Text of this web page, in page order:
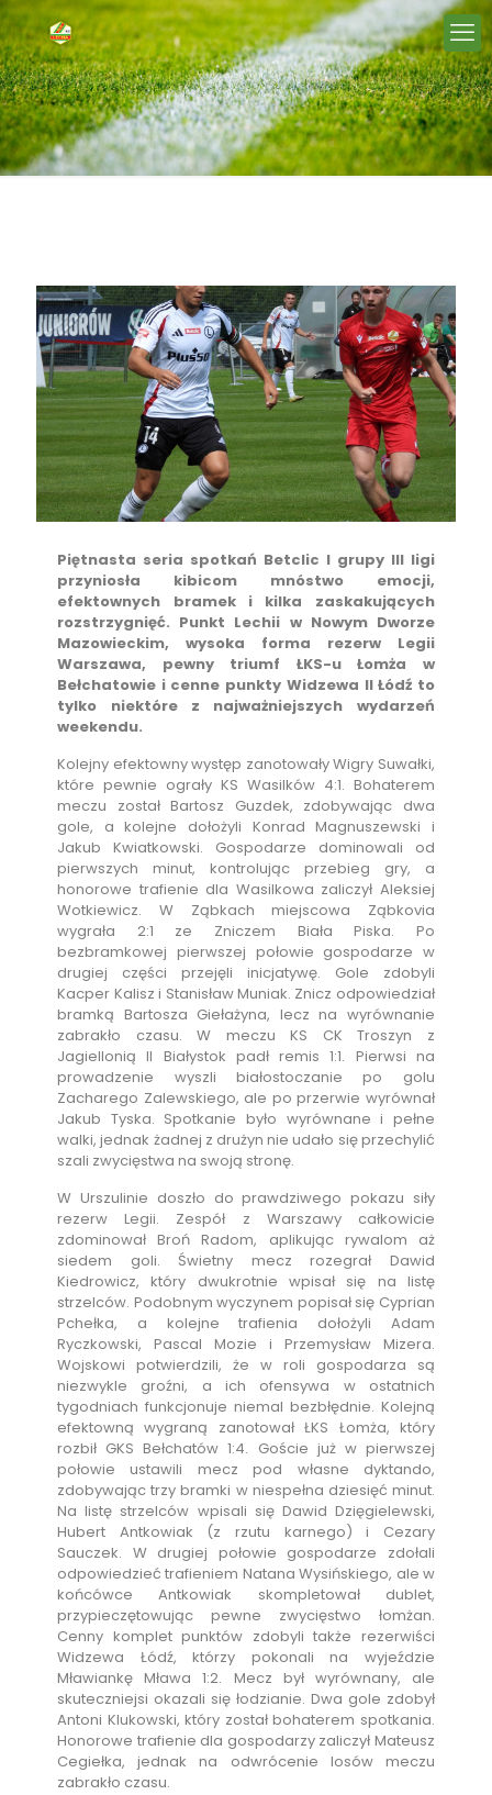
Piętnasta seria spotkań Betclic I grupy III ligi
przyniosła kibicom mnóstwo emocji,
efektownych bramek i kilka zaskakujących
rozstrzygnięć. Punkt Lechii w Nowym Dworze
Mazowieckim, wysoka forma rezerw Legii
Warszawa, pewny triumf ŁKS-u Łomża w
Bełchatowie i cenne punkty Widzewa II Łódź to
tylko niektóre z najważniejszych wydarzeń
weekendu.
Kolejny efektowny występ zanotowały Wigry Suwałki,
które pewnie ograły KS Wasilków 4:1. Bohaterem
meczu został Bartosz Guzdek, zdobywając dwa
gole, a kolejne dołożyli Konrad Magnuszewski i
Jakub Kwiatkowski. Gospodarze dominowali od
pierwszych minut, kontrolując przebieg gry, a
honorowe trafienie dla Wasilkowa zaliczył Aleksiej
Wotkiewicz. W Ząbkach miejscowa Ząbkovia
wygrała 2:1 ze Zniczem Biała Piska. Po
bezbramkowej pierwszej połowie gospodarze w
drugiej części przejęli inicjatywę. Gole zdobyli
Kacper Kalisz i Stanisław Muniak. Znicz odpowiedział
bramką Bartosza Giełażyna, lecz na wyrównanie
zabrakło czasu. W meczu KS CK Troszyn z
Jagiellonią II Białystok padł remis 1:1. Pierwsi na
prowadzenie wyszli białostoczanie po golu
Zacharego Zalewskiego, ale po przerwie wyrównał
Jakub Tyska. Spotkanie było wyrównane i pełne
walki, jednak żadnej z drużyn nie udało się przechylić
szali zwycięstwa na swoją stronę.
W Urszulinie doszło do prawdziwego pokazu siły
rezerw Legii. Zespół z Warszawy całkowicie
zdominował Broń Radom, aplikując rywalom aż
siedem goli. Świetny mecz rozegrał Dawid
Kiedrowicz, który dwukrotnie wpisał się na listę
strzelców. Podobnym wyczynem popisał się Cyprian
Pchełka, a kolejne trafienia dołożyli Adam
Ryczkowski, Pascal Mozie i Przemysław Mizera.
Wojskowi potwierdzili, że w roli gospodarza są
niezwykle groźni, a ich ofensywa w ostatnich
tygodniach funkcjonuje niemal bezbłędnie. Kolejną
efektowną wygraną zanotował ŁKS Łomża, który
rozbił GKS Bełchatów 1:4. Goście już w pierwszej
połowie ustawili mecz pod własne dyktando,
zdobywając trzy bramki w niespełna dziesięć minut.
Na listę strzelców wpisali się Dawid Dzięgielewski,
Hubert Antkowiak (z rzutu karnego) i Cezary
Sauczek. W drugiej połowie gospodarze zdołali
odpowiedzieć trafieniem Natana Wysińskiego, ale w
końcówce Antkowiak skompletował dublet,
przypieczętowując pewne zwycięstwo łomżan.
Cenny komplet punktów zdobyli także rezerwiści
Widzewa Łódź, którzy pokonali na wyjeździe
Mławiankę Mława 1:2. Mecz był wyrównany, ale
skuteczniejsi okazali się łodzianie. Dwa gole zdobył
Antoni Klukowski, który został bohaterem spotkania.
Honorowe trafienie dla gospodarzy zaliczył Mateusz
Cegiełka, jednak na odwrócenie losów meczu
zabrakło czasu.